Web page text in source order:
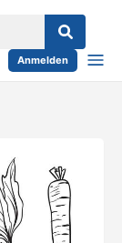
Anmelden